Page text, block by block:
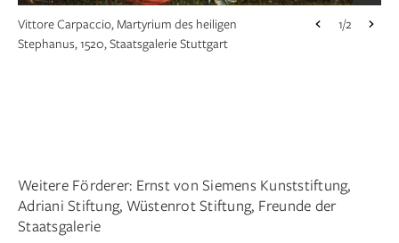
Vittore Carpaccio, Martyrium des heiligen
Stephanus, 1520, Staatsgalerie Stuttgart
1/2
Vittore Carpaccio, Der heilige Thomas von Aquin
Weitere Förderer: Ernst von Siemens Kunststiftung,
Adriani Stiftung, Wüstenrot Stiftung, Freunde der
Staatsgalerie